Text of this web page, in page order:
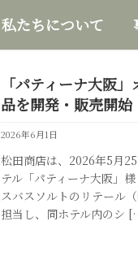
私たちについて
「パティーナ大阪
品を開発・販売開始
2026年6月1日
松田商店は、2026年5月
テル「パティーナ大阪」
スバスソルトのリテール
担当し、同ホテル内のシ